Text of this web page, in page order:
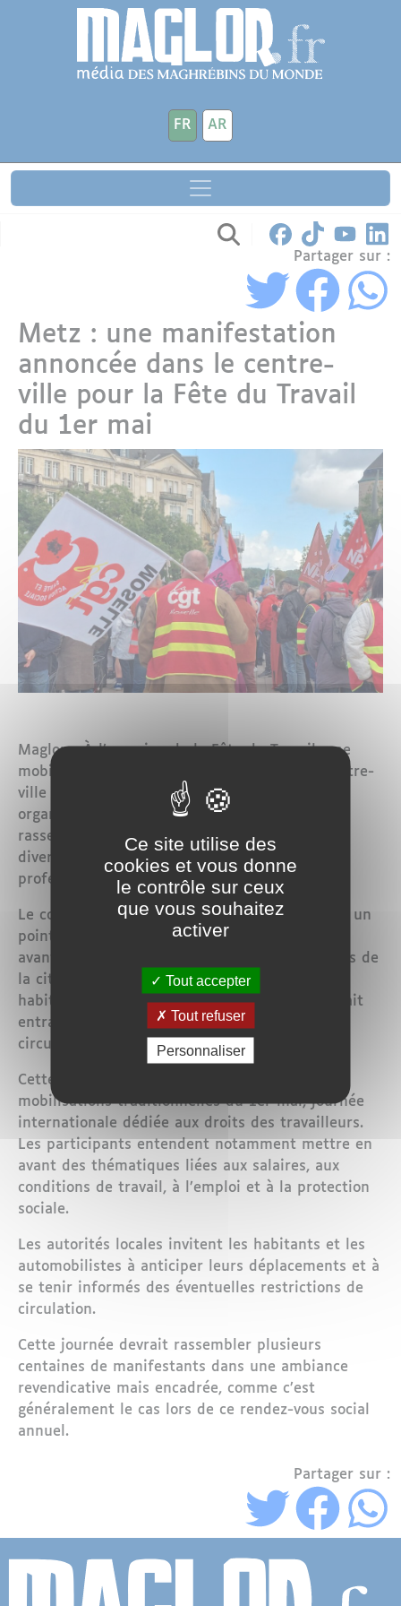
Aller au contenu principal
FR AR
Partager sur :
Metz : une manifestation
annoncée dans le centre-
ville pour la Fête du Travail
du 1er mai
Maglor - À l’occasion de la Fête du Travail, une
mobilisation est prévue le 1er mai dans le centre-
ville de Metz. Comme chaque année, plusieurs
organisations syndicales appellent à un
rassemblement et à un défilé afin de porter
diverses revendications sociales et
professionnelles.
Le cortège doit débuter en début de journée à un
point de rassemblement situé en centre-ville,
avant de parcourir plusieurs artères principales de
la cité messine. Le trajet empruntera des rues
habituellement très fréquentées, ce qui pourrait
entraîner des perturbations temporaires de la
circulation et des transports urbains.
Cette manifestation s’inscrit dans le cadre des
mobilisations traditionnelles du 1er mai, journée
internationale dédiée aux droits des travailleurs.
Les participants entendent notamment mettre en
avant des thématiques liées aux salaires, aux
conditions de travail, à l’emploi et à la protection
sociale.
Les autorités locales invitent les habitants et les
automobilistes à anticiper leurs déplacements et à
se tenir informés des éventuelles restrictions de
circulation.
Cette journée devrait rassembler plusieurs
centaines de manifestants dans une ambiance
revendicative mais encadrée, comme c’est
généralement le cas lors de ce rendez-vous social
annuel.
Partager sur :
Panneau de gestion des cookies
Ce site utilise des
cookies et vous donne
le contrôle sur ceux
que vous souhaitez
activer
Tout accepter
Tout refuser
Personnaliser